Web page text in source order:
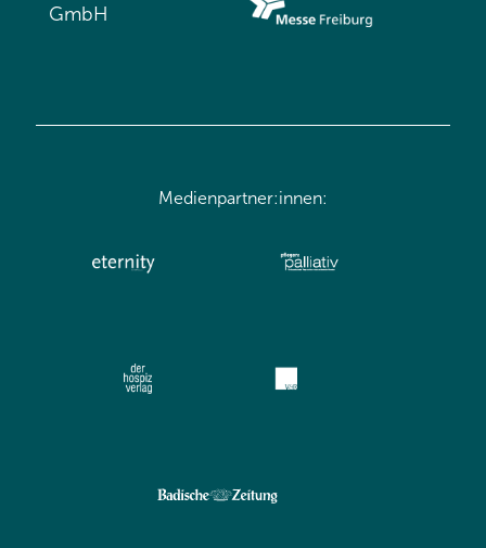
GmbH
Medienpartner:innen: